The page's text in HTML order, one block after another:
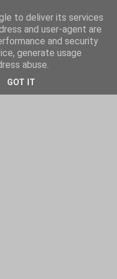
to deliver its services
and user-agent are
and security
generate usage
abuse.
GOT IT